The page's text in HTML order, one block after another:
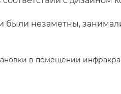
были незаметны,
в помещении